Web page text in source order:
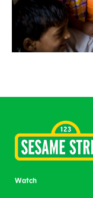
Watch